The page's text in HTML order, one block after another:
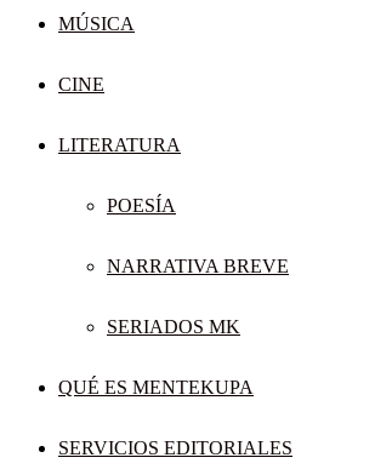
MÚSICA
CINE
LITERATURA
POESÍA
NARRATIVA BREVE
SERIADOS MK
QUÉ ES MENTEKUPA
SERVICIOS EDITORIALES